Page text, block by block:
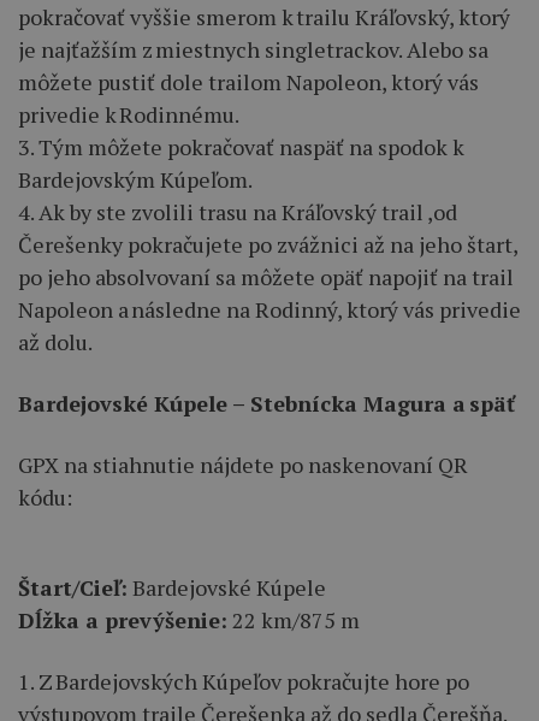
pokračovať vyššie smerom k trailu Kráľovský, ktorý
je najťažším z miestnych singletrackov. Alebo sa
môžete pustiť dole trailom Napoleon, ktorý vás
privedie k Rodinnému.
3. Tým môžete pokračovať naspäť na spodok k
Bardejovským Kúpeľom.
4. Ak by ste zvolili trasu na Kráľovský trail ,od
Čerešenky pokračujete po zvážnici až na jeho štart,
po jeho absolvovaní sa môžete opäť napojiť na trail
Napoleon a následne na Rodinný, ktorý vás privedie
až dolu.
Bardejovské Kúpele – Stebnícka Magura a späť
GPX na stiahnutie nájdete po naskenovaní QR
kódu:
Štart/Cieľ: Bardejovské Kúpele
Dĺžka a prevýšenie: 22 km/875 m
1. Z Bardejovských Kúpeľov pokračujte hore po
výstupovom traile Čerešenka až do sedla Čerešňa.